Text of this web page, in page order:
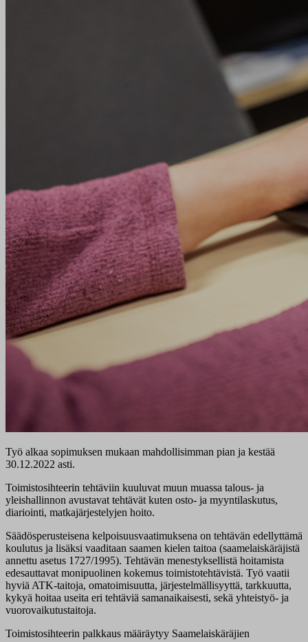
Työ alkaa sopimuksen mukaan mahdollisimman pian ja kestää
30.12.2022 asti.
Toimistosihteerin tehtäviin kuuluvat muun muassa talous- ja
yleishallinnon avustavat tehtävät kuten osto- ja myyntilaskutus,
diariointi, matkajärjestelyjen hoito.
Säädösperusteisena kelpoisuusvaatimuksena on tehtävän edellyttämä
koulutus ja lisäksi vaaditaan saamen kielen taitoa (saamelaiskäräjistä
annettu asetus 1727/1995). Tehtävän menestyksellistä hoitamista
edesauttavat monipuolinen kokemus toimistotehtävistä. Työ vaatii
hyviä ATK-taitoja, omatoimisuutta, järjestelmällisyyttä, tarkkuutta,
kykyä hoitaa useita eri tehtäviä samanaikaisesti, sekä yhteistyö- ja
vuorovaikutustaitoja.
Toimistosihteerin palkkaus määräytyy Saamelaiskäräjien